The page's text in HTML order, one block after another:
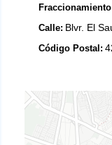
Calle: Blvr. El
Código Postal: